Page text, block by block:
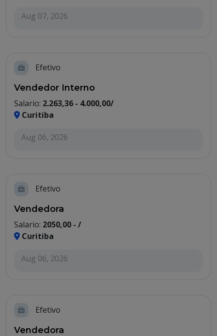
Aug 07, 2026
Efetivo
Vendedor Interno
Salario: 2.263,36 - 4.000,00/
Curitiba
Aug 06, 2026
Efetivo
Vendedora
Salario: 2050,00 - /
Curitiba
Aug 06, 2026
Efetivo
Vendedora